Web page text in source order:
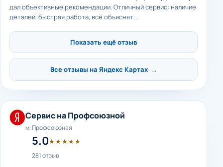
дал объективные рекомендации. Отличный сервис: наличие
деталей, быстрая работа, всё объяснят…
Показать ещё отзыв
Все отзывы на Яндекс Картах →
Сервис на Профсоюзной
м. Профсоюзная
5.0★★★★★
281 отзыв